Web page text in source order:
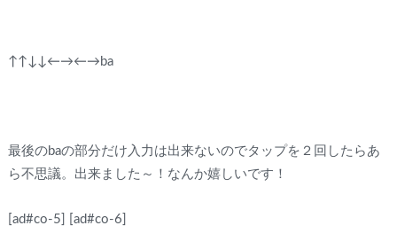
↑↑↓↓←→←→ba
最後のbaの部分だけ入力は出来ないのでタップを２回したらあ
ら不思議。出来ました～！なんか嬉しいです！
[ad#co-5] [ad#co-6]